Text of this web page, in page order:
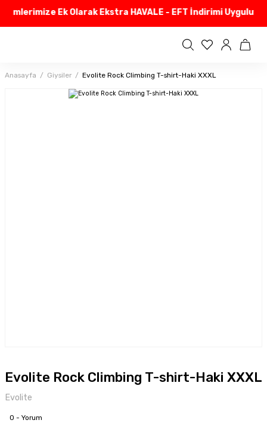
Ek Olarak Ekstra HAVALE - EFT İndirimi
Anasayfa Giysiler Evolite Rock Climbing T-shirt-Haki XXXL
Evolite Rock Climbing T-shirt-Haki XXXL
Evolite
0 - Yorum